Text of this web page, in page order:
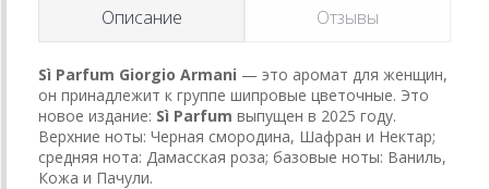
Описание Отзывы
Sì Parfum Giorgio Armani — это аромат для женщин,
он принадлежит к группе шипровые цветочные. Это
новое издание: Sì Parfum выпущен в 2025 году.
Верхние ноты: Черная смородина, Шафран и Нектар;
средняя нота: Дамасская роза; базовые ноты: Ваниль,
Кожа и Пачули.